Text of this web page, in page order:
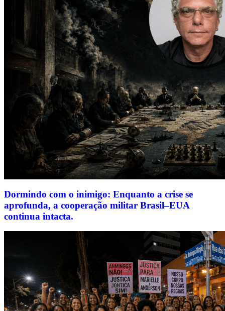
Dormindo com o inimigo: Enquanto a crise se
aprofunda, a cooperação militar Brasil–EUA
continua intacta.